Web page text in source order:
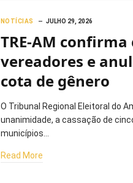
NOTÍCIAS JULHO 29, 2026
TRE-AM confirma
vereadores e
cota de gênero
O Tribunal Regional Eleitoral do
unanimidade, a cassação de
municípios…
Read More